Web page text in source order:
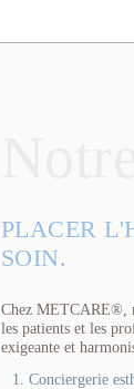
PLACER
SOIN.
Chez METCARE®,
les patients et les
exigeante et
1. Conciergerie